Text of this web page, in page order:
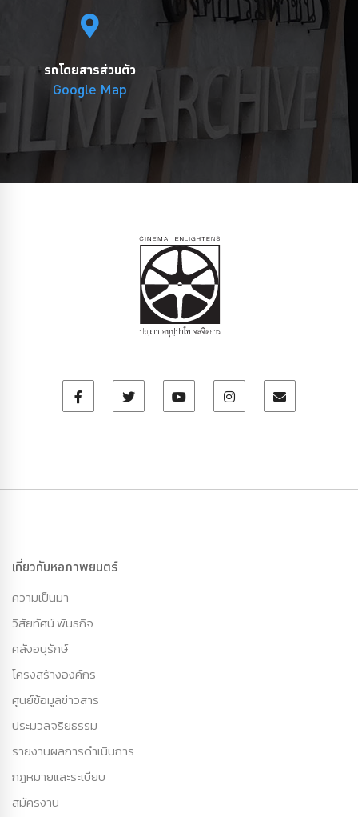
รถโดยสารส่วนตัว
Google Map
เกี่ยวกับหอภาพยนตร์
ความเป็นมา
วิสัยทัศน์ พันธกิจ
คลังอนุรักษ์
โครงสร้างองค์กร
ศูนย์ข้อมูลข่าวสาร
ประมวลจริยธรรม
รายงานผลการดำเนินการ
กฏหมายและระเบียบ
สมัครงาน